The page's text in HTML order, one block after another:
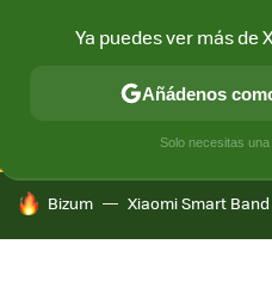
CONECTIVIDAD MÓVIL Y
HOY SE HABLA DE
Bizum Xiaomi Smart Band
Ya puedes ver más de
Añádenos
Solo necesitas